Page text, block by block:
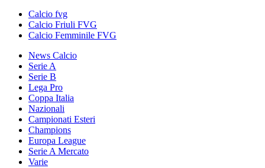
Calcio fvg
Calcio Friuli FVG
Calcio Femminile FVG
News Calcio
Serie A
Serie B
Lega Pro
Coppa Italia
Nazionali
Campionati Esteri
Champions
Europa League
Serie A Mercato
Varie